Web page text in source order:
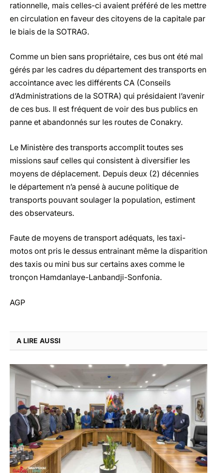
rationnelle, mais celles-ci avaient préféré de les mettre
en circulation en faveur des citoyens de la capitale par
le biais de la SOTRAG.
Comme un bien sans propriétaire, ces bus ont été mal
gérés par les cadres du département des transports en
accointance avec les différents CA (Conseils
d’Administrations de la SOTRA) qui présidaient l’avenir
de ces bus. Il est fréquent de voir des bus publics en
panne et abandonnés sur les routes de Conakry.
Le Ministère des transports accomplit toutes ses
missions sauf celles qui consistent à diversifier les
moyens de déplacement. Depuis deux (2) décennies
le département n’a pensé à aucune politique de
transports pouvant soulager la population, estiment
des observateurs.
Faute de moyens de transport adéquats, les taxi-
motos ont pris le dessus entrainant même la disparition
des taxis ou mini bus sur certains axes comme le
tronçon Hamdanlaye-Lanbandji-Sonfonia.
AGP
A LIRE AUSSI